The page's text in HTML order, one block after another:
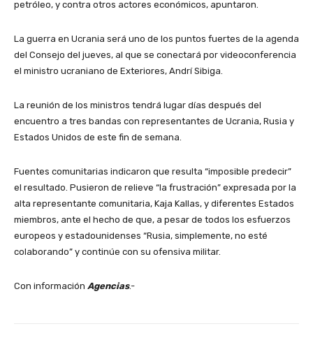
petróleo, y contra otros actores económicos, apuntaron.
La guerra en Ucrania será uno de los puntos fuertes de la agenda
del Consejo del jueves, al que se conectará por videoconferencia
el ministro ucraniano de Exteriores, Andrí Sibiga.
La reunión de los ministros tendrá lugar días después del
encuentro a tres bandas con representantes de Ucrania, Rusia y
Estados Unidos de este fin de semana.
Fuentes comunitarias indicaron que resulta “imposible predecir”
el resultado. Pusieron de relieve “la frustración” expresada por la
alta representante comunitaria, Kaja Kallas, y diferentes Estados
miembros, ante el hecho de que, a pesar de todos los esfuerzos
europeos y estadounidenses “Rusia, simplemente, no esté
colaborando” y continúe con su ofensiva militar.
Con información Agencias.-